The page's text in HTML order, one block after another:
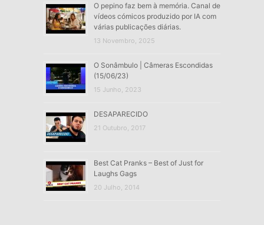
O pepino faz bem à memória. Canal de
vídeos cómicos produzido por IA com
várias publicações diárias.
13 Novembro, 2025
O Sonâmbulo | Câmeras Escondidas
(15/06/23)
15 Junho, 2023
DESAPARECIDO
21 Outubro, 2017
Best Cat Pranks – Best of Just for
Laughs Gags
20 Julho, 2014